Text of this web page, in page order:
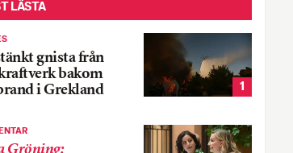
LÄSTA
gnista från
bakom
i Grekland
1